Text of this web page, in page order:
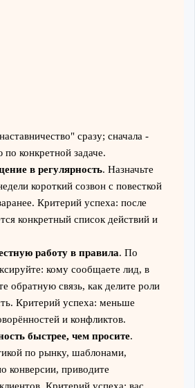
сразу; сначала -
по конкретной задаче.
в регулярность. Назначьте
короткий созвон с повесткой
Критерий успеха: после
конкретный список действий и
работу в правила. По
кому сообщаете лид, в
обратную связь, как делите роли
Критерий успеха: меньше
и конфликтов.
быстрее, чем просите.
по рынку, шаблонами,
конверсии, приводите